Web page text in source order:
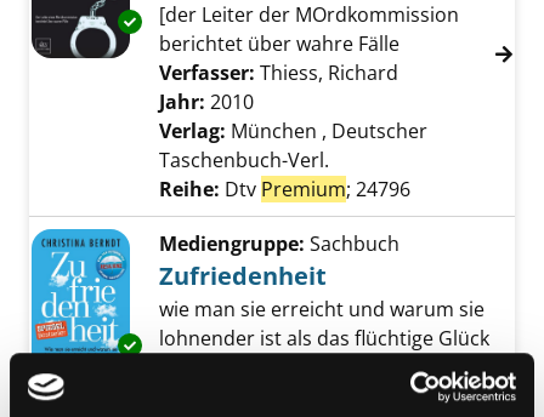
Exemplar-Details von Mordkommission
[der Leiter der MOrdkommission
berichtet über wahre Fälle
Verfasser: Thiess, Richard
Jahr: 2010
Verlag: München , Deutscher
Taschenbuch-Verl.
Reihe: Dtv Premium; 24796
Exemplar-Details von Zufriedenheit anzeigen
Mediengruppe: Sachbuch
Zufriedenheit
wie man sie erreicht und warum sie
lohnender ist als das flüchtige Glück
Berndt, ChristinaSuche nach